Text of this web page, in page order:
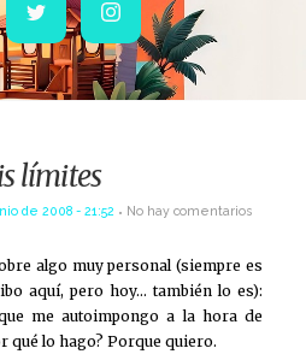
Twitter Instagram
límites
de 2008 - 21:52 No hay comentarios
algo muy personal (siempre es
aquí, pero hoy… también lo es):
me autoimpongo a la hora de
qué lo hago? Porque quiero.